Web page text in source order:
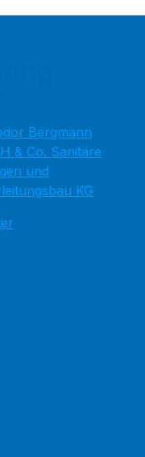
Bergmann
& Co. Sanitäre
und
KG